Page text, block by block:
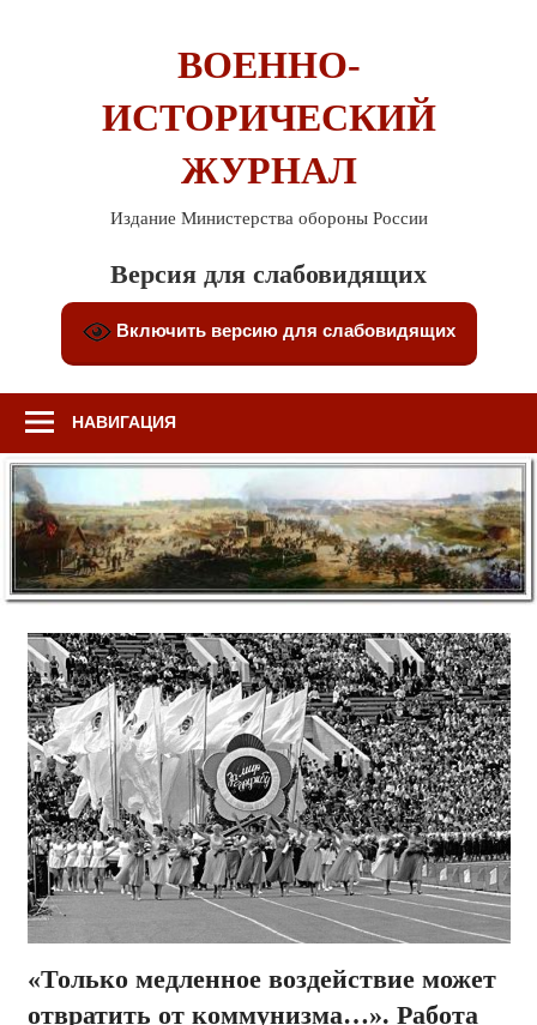
ВОЕННО-
ИСТОРИЧЕСКИЙ
ЖУРНАЛ
Издание Министерства обороны России
Версия для слабовидящих
Включить версию для слабовидящих
НАВИГАЦИЯ
«Только медленное воздействие может
отвратить от коммунизма…». Работа